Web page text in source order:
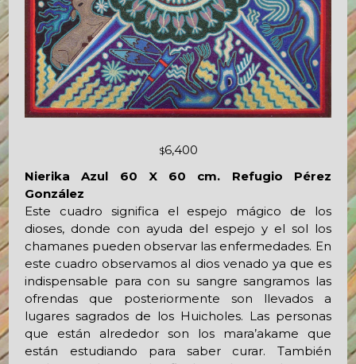
$6,400
Nierika Azul 60 X 60 cm. Refugio Pérez
González
Este cuadro significa el espejo mágico de los
dioses, donde con ayuda del espejo y el sol los
chamanes pueden observar las enfermedades. En
este cuadro observamos al dios venado ya que es
indispensable para con su sangre sangramos las
ofrendas que posteriormente son llevados a
lugares sagrados de los Huicholes. Las personas
que están alrededor son los mara’akame que
están estudiando para saber curar. También